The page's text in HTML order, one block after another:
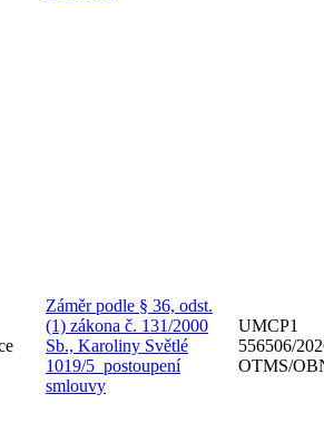
Záměr podle § 36, odst.
(1) zákona č. 131/2000
Sb., Karoliny Světlé
1019/5_postoupení
smlouvy
UMCP1
556506/
OTMS/